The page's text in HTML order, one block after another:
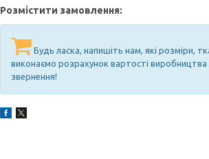
Розмістити замовлення:
Будь ласка, напишіть нам, які розміри,
виконаємо розрахунок вартості
звернення!